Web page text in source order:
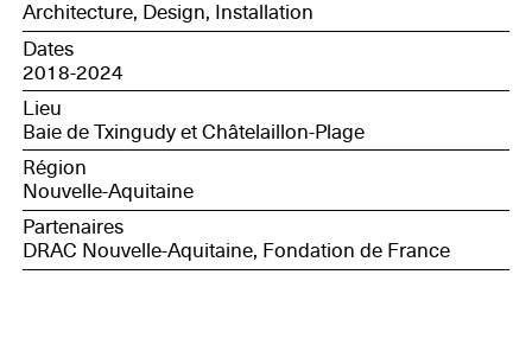
Architecture, Design, Installation
Dates
2018-2024
Lieu
Baie de Txingudy et Châtelaillon-Plage
Région
Nouvelle-Aquitaine
Partenaires
DRAC Nouvelle-Aquitaine, Fondation de France